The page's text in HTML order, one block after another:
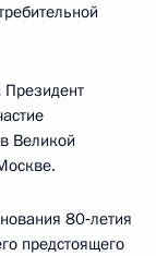
Президент
Великой
80‑летия
предстоящего